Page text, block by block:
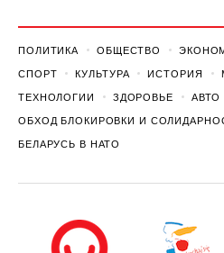
ПОЛИТИКА ОБЩЕСТВО
СПОРТ КУЛЬТУРА ИСТОРИЯ
ТЕХНОЛОГИИ ЗДОРОВЬЕ АВТО
ОБХОД БЛОКИРОВКИ И
БЕЛАРУСЬ В НАТО